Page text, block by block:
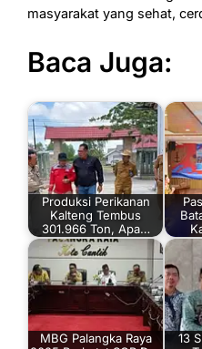
masyarakat yang sehat,
Baca Juga:
Produksi Perikanan
Kalteng Tembus
301.966 Ton, Apa…
MBG Palangka Raya
13